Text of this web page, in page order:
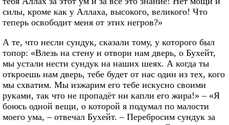
силы, кроме как у Аллаха, высокого, великого! Что
теперь освободит меня от этих негров?»
А те, что несли сундук, сказали тому, у которого был
топор: «Влезь на стену и отвори нам дверь, о Бухейт,
мы устали нести сундук на наших шеях. А когда ты
откроешь нам дверь, тебе будет от нас один из тех, кого
мы схватим. Мы изжарим его тебе искусно своими
руками, так что не пропадёт ни капли его жира!» – «Я
боюсь одной вещи, о которой я подумал по малости
моего ума, – отвечал Бухейт. – Перебросим сундук за